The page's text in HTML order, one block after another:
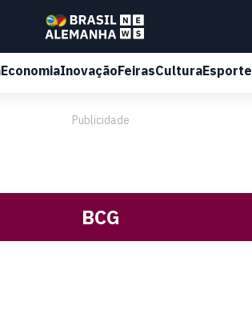
EconomiaInovaçãoFeirasCulturaEsporte
Publicidade
BCG